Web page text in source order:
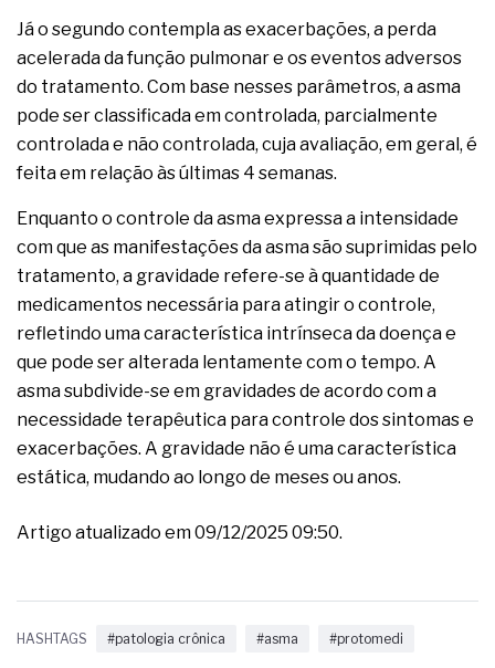
Já o segundo contempla as exacerbações, a perda
acelerada da função pulmonar e os eventos adversos
do tratamento. Com base nesses parâmetros, a asma
pode ser classificada em controlada, parcialmente
controlada e não controlada, cuja avaliação, em geral, é
feita em relação às últimas 4 semanas.
Enquanto o controle da asma expressa a intensidade
com que as manifestações da asma são suprimidas pelo
tratamento, a gravidade refere-se à quantidade de
medicamentos necessária para atingir o controle,
refletindo uma característica intrínseca da doença e
que pode ser alterada lentamente com o tempo. A
asma subdivide-se em gravidades de acordo com a
necessidade terapêutica para controle dos sintomas e
exacerbações. A gravidade não é uma característica
estática, mudando ao longo de meses ou anos.
Artigo atualizado em 09/12/2025 09:50.
HASHTAGS #patologia crônica #asma #protomedi